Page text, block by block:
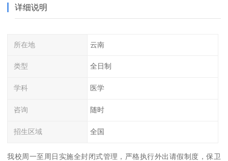
详细说明
所在地 云南
类型 全日制
学科 医学
咨询 随时
招生区域 全国
我校周一至周日实施全封闭式管理，严格执行外出请假制度，保卫